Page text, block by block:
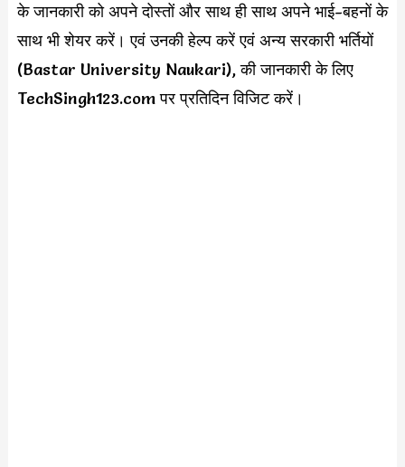
के जानकारी को अपने दोस्तों और साथ ही साथ अपने भाई-बहनों के
साथ भी शेयर करें। एवं उनकी हेल्प करें एवं अन्य सरकारी भर्तियों
(Bastar University Naukari), की जानकारी के लिए
TechSingh123.com पर प्रतिदिन विजिट करें।